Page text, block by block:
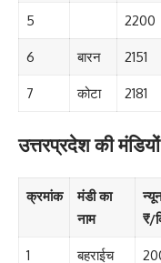
5 2200
6 बारन 2151
7 कोटा 2181
उत्तरप्रदेश की
क्रमांक
मंडी का
नाम
₹/
1 बहराईच